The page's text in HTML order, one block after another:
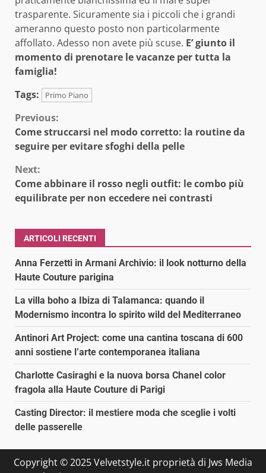
trasparente. Sicuramente sia i piccoli che i grandi
ameranno questo posto non particolarmente
affollato. Adesso non avete più scuse. E’ giunto il
momento di prenotare le vacanze per tutta la
famiglia!
Tags:
Primo Piano
Continue
Reading
Previous:
Come struccarsi nel modo corretto: la routine da
seguire per evitare sfoghi della pelle
Next:
Come abbinare il rosso negli outfit: le combo più
equilibrate per non eccedere nei contrasti
ARTICOLI RECENTI
Anna Ferzetti in Armani Archivio: il look notturno della
Haute Couture parigina
La villa boho a Ibiza di Talamanca: quando il
Modernismo incontra lo spirito wild del Mediterraneo
Antinori Art Project: come una cantina toscana di 600
anni sostiene l’arte contemporanea italiana
Charlotte Casiraghi e la nuova borsa Chanel color
fragola alla Haute Couture di Parigi
Casting Director: il mestiere moda che sceglie i volti
delle passerelle
Copyright © 2025 Velvetstyle.it proprietà di Jws Media